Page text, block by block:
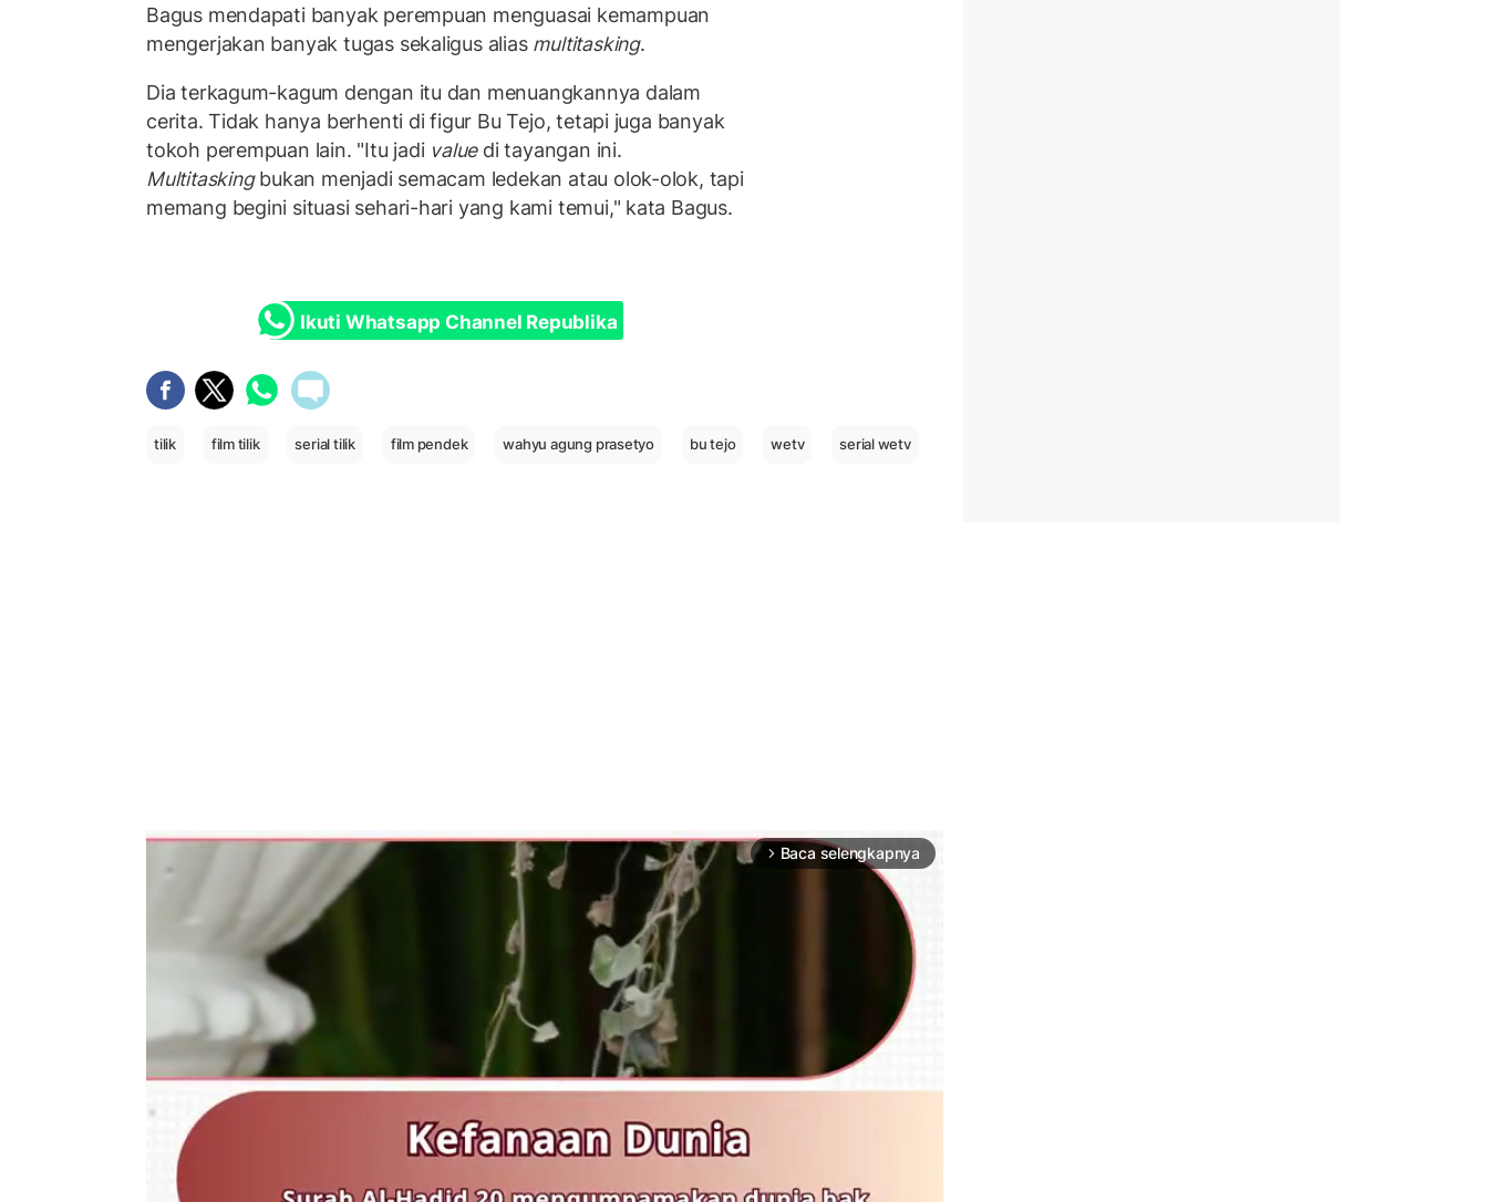
Bagus mendapati banyak perempuan menguasai kemampuan
mengerjakan banyak tugas sekaligus alias multitasking.
Dia terkagum-kagum dengan itu dan menuangkannya dalam
cerita. Tidak hanya berhenti di figur Bu Tejo, tetapi juga banyak
tokoh perempuan lain. "Itu jadi valuedi tayangan ini.
Multitaskingbukan menjadi semacam ledekan atau olok-olok, tapi
memang begini situasi sehari-hari yang kami temui," kata Bagus.
Ikuti Whatsapp Channel Republika
tilik film tilik serial tilik film pendek wahyu agung prasetyo bu tejo wetv serial wetv
arrow_forward_ios Baca selengkapnya